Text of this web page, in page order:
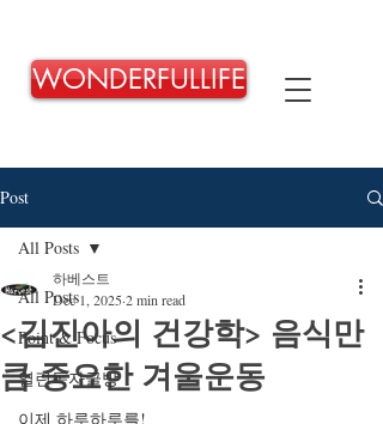
WONDERFULLIFE
Post
All Posts
Point & Focus
열린독자글방
이제 하루하루를!
All Posts
<김진아의 건강학> 음식만
큼 중요한 겨울운동
하베스트
Dec 1, 20252 min read